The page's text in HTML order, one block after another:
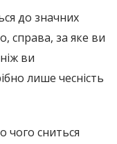
до значних
справа, за яке ви
ви
лише чесність
чого сниться